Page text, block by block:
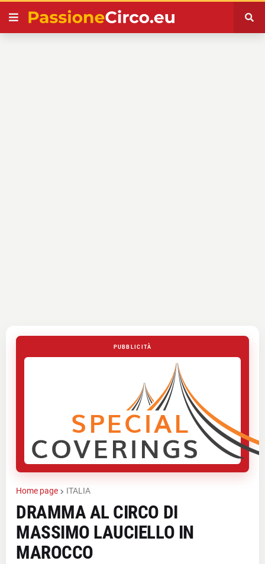
PUBBLICITÀ
Home page ITALIA
DRAMMA AL CIRCO DI
MASSIMO LAUCIELLO IN
MAROCCO